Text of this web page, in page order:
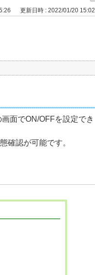
更新日時 : 2022/01/20 15:02
面でON/OFFを設定でき
確認が可能です。